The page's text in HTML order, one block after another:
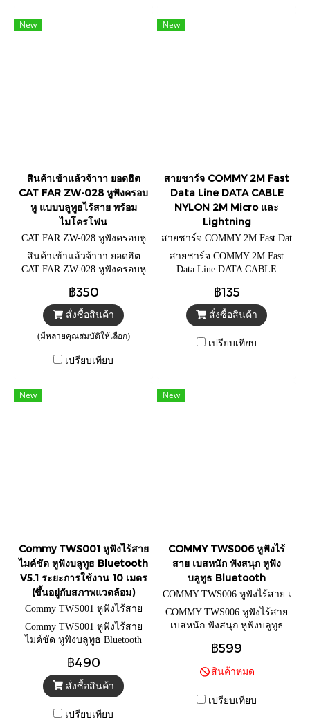
New
สินค้าเข้าแล้วจ้าาา ยอดฮิต
CAT FAR ZW-028 หูฟังครอบ
หู แบบบลูทูธไร้สาย พร้อม
ไมโครโฟน
CAT FAR ZW-028 หูฟังครอบหู
แบบบลูทูธ=Blue
สินค้าเข้าแล้วจ้าาา ยอดฮิต
CAT FAR ZW-028 หูฟังครอบหู
ไมโครโฟน
฿350
สั่งซื้อสินค้า
(มีหลายคุณสมบัติให้เลือก)
เปรียบเทียบ
New
สายชาร์จ COMMY 2M Fast
Data Line DATA CABLE
NYLON 2M Micro และ
Lightning
สายชาร์จ COMMY 2M Fast Dat
a Line
สายชาร์จ COMMY 2M Fast
Data Line DATA CABLE
Lightning
฿135
สั่งซื้อสินค้า
เปรียบเทียบ
New
Commy TWS001 หูฟังไร้สาย
ไมค์ชัด หูฟังบลูทูธ Bluetooth
V5.1 ระยะการใช้งาน 10 เมตร
(ขึ้นอยู่กับสภาพแวดล้อม)
Commy TWS001 หูฟังไร้สาย
Commy TWS001 หูฟังไร้สาย
ไมค์ชัด หูฟังบลูทูธ Bluetooth
(ขึ้นอยู่กับสภาพแวดล้อม)
฿490
สั่งซื้อสินค้า
เปรียบเทียบ
New
COMMY TWS006 หูฟังไร้
สาย เบสหนัก ฟังสนุก หูฟัง
บลูทูธ Bluetooth
COMMY TWS006 หูฟังไร้สาย เ
บสหนัก ฟังสนุก
COMMY TWS006 หูฟังไร้สาย
เบสหนัก ฟังสนุก หูฟังบลูทูธ
฿599
สินค้าหมด
เปรียบเทียบ